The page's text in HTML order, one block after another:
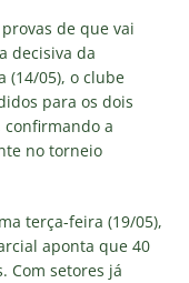
de que vai
decisiva da
(14/05), o clube
para os dois
confirmando a
no torneio
terça-feira (19/05),
aponta que 40
Com setores já